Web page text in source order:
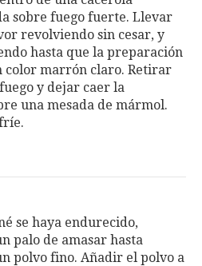
sobre fuego fuerte. Llevar
revolviendo sin cesar, y
hasta que la preparación
color marrón claro. Retirar
y dejar caer la
una mesada de mármol.
se haya endurecido,
palo de amasar hasta
polvo fino. Añadir el polvo a